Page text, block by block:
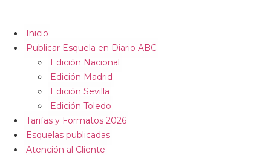
Inicio
Publicar Esquela en Diario ABC
Edición Nacional
Edición Madrid
Edición Sevilla
Edición Toledo
Tarifas y Formatos 2026
Esquelas publicadas
Atención al Cliente